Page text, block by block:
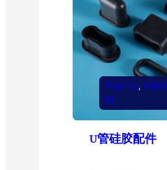
产品中心, 常规
列
U管硅胶配件